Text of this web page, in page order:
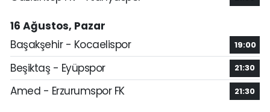
16 Ağustos, Pazar
Başakşehir - Kocaelispor
19:00
Beşiktaş - Eyüpspor 21:30
Amed - Erzurumspor FK 21:30